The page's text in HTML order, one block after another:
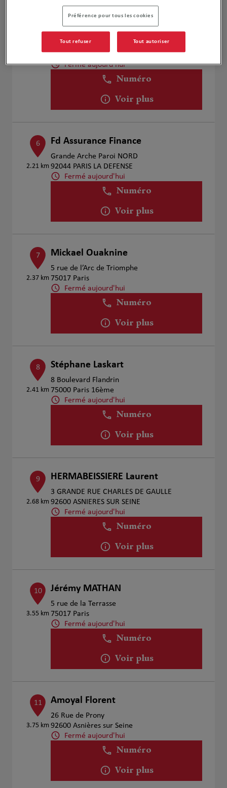
2.06 km
Edouard de Douglas
41 rue du 22 septembre
92400 Courbevoie
Fermé aujourd'hui
Numéro
Voir plus
6
2.21 km
Fd Assurance Finance
Grande Arche Paroi NORD
92044 PARIS LA DEFENSE
Fermé aujourd'hui
Numéro
Voir plus
7
2.37 km
Mickael Ouaknine
5 rue de l’Arc de Triomphe
75017 Paris
Fermé aujourd'hui
Numéro
Voir plus
8
2.41 km
Stéphane Laskart
8 Boulevard Flandrin
75000 Paris 16ème
Fermé aujourd'hui
Numéro
Voir plus
9
2.68 km
HERMABEISSIERE Laurent
3 GRANDE RUE CHARLES DE GAULLE
92600 ASNIERES SUR SEINE
Fermé aujourd'hui
Numéro
Voir plus
10
3.55 km
Jérémy MATHAN
5 rue de la Terrasse
75017 Paris
Fermé aujourd'hui
Numéro
Voir plus
11
3.75 km
Amoyal Florent
26 Rue de Prony
92600 Asnières sur Seine
Fermé aujourd'hui
Numéro
Voir plus
Préférence pour tous les cookies
Tout refuser Tout autoriser